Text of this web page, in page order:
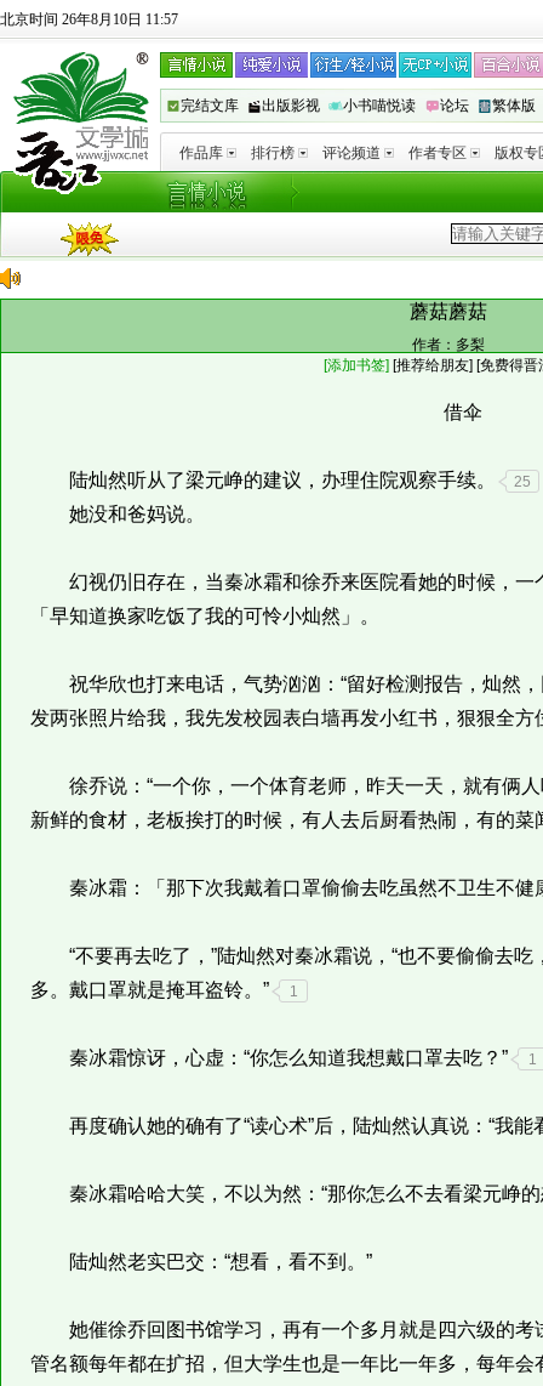
北京时间 26年8月10日 11:57
完结文库 出版影视 小书喵悦读 论坛 繁体版
作品库 排行榜 评论频道 作者专区 版权专
蘑菇蘑菇
作者： 多梨
[添加书签] [推荐给朋友] [免费得晋
借伞
陆灿然听从了梁元峥的建议，办理住院观察手续。 25
她没和爸妈说。
幻视仍旧存在，当秦冰霜和徐乔来医院看她的时候，一
「早知道换家吃饭了我的可怜小灿然」。
祝华欣也打来电话，气势汹汹：“留好检测报告，灿然，
发两张照片给我，我先发校园表白墙再发小红书，狠狠全方
徐乔说：“一个你，一个体育老师，昨天一天，就有俩人
新鲜的食材，老板挨打的时候，有人去后厨看热闹，有的菜
秦冰霜：「那下次我戴着口罩偷偷去吃虽然不卫生不健
“不要再去吃了，”陆灿然对秦冰霜说，“也不要偷偷去吃
多。戴口罩就是掩耳盗铃。”
1
秦冰霜惊讶，心虚：“你怎么知道我想戴口罩去吃？” 1
再度确认她的确有了“读心术”后，陆灿然认真说：“我能
秦冰霜哈哈大笑，不以为然：“那你怎么不去看梁元峥的
陆灿然老实巴交：“想看，看不到。”
她催徐乔回图书馆学习，再有一个多月就是四六级的考
管名额每年都在扩招，但大学生也是一年比一年多，每年